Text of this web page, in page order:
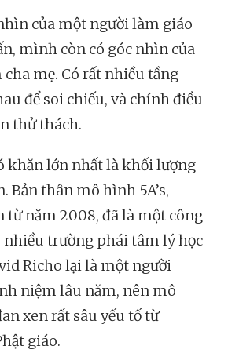
của một người làm giáo
mình còn có góc nhìn của
mẹ. Có rất nhiều tầng
để soi chiếu, và chính điều
thử thách.
lớn nhất là khối lượng
Bản thân mô hình 5A’s,
từ năm 2008, đã là một công
trường phái tâm lý học
Richo lại là một người
niệm lâu năm, nên mô
xen rất sâu yếu tố từ
giáo.